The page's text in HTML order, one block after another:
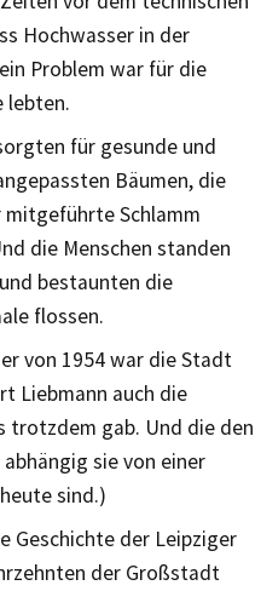
Hochwasser in der
Problem war für die
lebten.
für gesunde und
Bäumen, die
mitgeführte Schlamm
die Menschen standen
bestaunten die
flossen.
von 1954 war die Stadt
Liebmann auch die
trotzdem gab. Und die den
sie von einer
sind.)
Geschichte der Leipziger
der Großstadt